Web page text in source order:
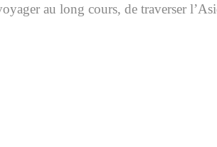
au long cours, de traverser